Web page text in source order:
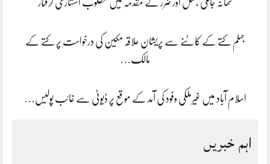
تھانہ جاتلی ،قتل اور ضرر کے مقدمہ میں مطلوب اشتہاری گرفتار
جہلم کتے کے کاٹنے سے پریشان علاقہ مکین کی درخواست پر کتے کے
مالک…
اسلام آباد میں غیرملکی وفود کی آمد کے موقع پر ڈیوٹی سے غائب پولیس…
اہم خبریں